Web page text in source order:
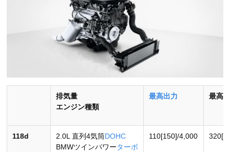
排気量
エンジン種類
最高出力 最高
118d 2.0L 直列4気筒DOHC
BMWツインパワーターボ
110[150]/4,000